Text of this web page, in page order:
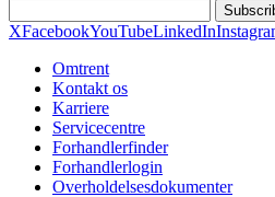
XFacebookYouTubeLinkedIn
Omtrent
Kontakt os
Karriere
Servicecentre
Forhandlerfinder
Forhandlerlogin
Overholdelsesdokumenter